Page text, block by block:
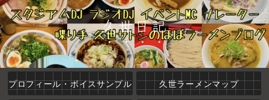
久世日記
プロフィール・ボイスサンプル 久世ラーメンマップ